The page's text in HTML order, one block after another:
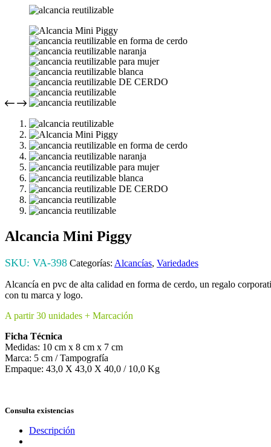
Alcancia Mini Piggy
SKU: VA-398 Categorías: Alcancías, Variedades
Alcancía en pvc de alta calidad en forma de cerdo, un regalo
con tu marca y logo.
A partir 30 unidades + Marcación
Ficha Técnica
Medidas: 10 cm x 8 cm x 7 cm
Marca: 5 cm / Tampografía
Empaque: 43,0 X 43,0 X 40,0 / 10,0 Kg
Consulta existencias
Descripción